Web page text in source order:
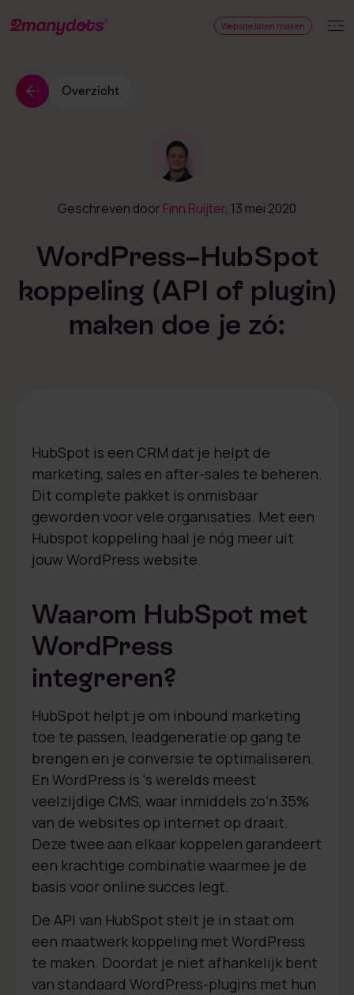
Website laten maken
Overzicht
Geschreven door Finn Ruijter, 13 mei 2020
WordPress–HubSpot
koppeling (API of plugin)
maken doe je zó:
HubSpot is een CRM dat je helpt de
marketing, sales en after-sales te beheren.
Dit complete pakket is onmisbaar
geworden voor vele organisaties. Met een
Hubspot koppeling haal je nóg meer uit
jouw WordPress website.
Waarom HubSpot met
WordPress
integreren?
HubSpot helpt je om inbound marketing
toe te passen, leadgeneratie op gang te
brengen en je conversie te optimaliseren.
En WordPress is ‘s werelds meest
veelzijdige CMS, waar inmiddels zo’n 35%
van de websites op internet op draait.
Deze twee aan elkaar koppelen garandeert
een krachtige combinatie waarmee je de
basis voor online succes legt.
De API van HubSpot stelt je in staat om
een maatwerk koppeling met WordPress
te maken. Doordat je niet afhankelijk bent
van standaard WordPress-plugins met hun